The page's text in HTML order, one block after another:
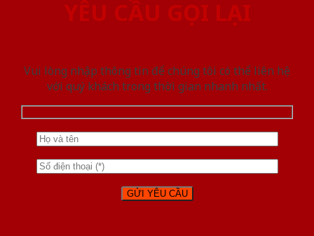
YÊU CẦU GỌI LẠI
Vui lòng nhập thông tin để chúng tôi có thể liên hệ
với quý khách trong thời gian nhanh nhất.